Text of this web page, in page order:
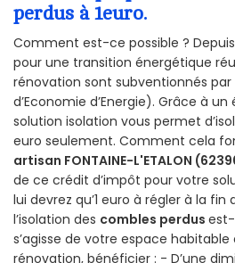
perdus à 1euro.
Comment est-ce possible ? Depuis
pour une transition énergétique
rénovation sont subventionnés par
d’Economie d’Energie). Grâce à
solution isolation vous permet
euro seulement. Comment cela
artisan FONTAINE-L'ETALON
de ce crédit d’impôt pour votre
lui devrez qu’1 euro à régler à la
l’isolation des combles perdus est-
s’agisse de votre espace habitable
rénovation, bénéficier : - D’une